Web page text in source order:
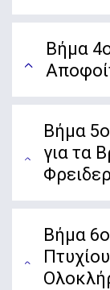
Βήμα
Βήμα
για τα
Βήμα